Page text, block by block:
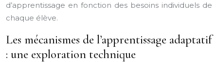
d’apprentissage en fonction des besoins individuels de
chaque élève.
Les mécanismes de l’apprentissage adaptatif
: une exploration technique